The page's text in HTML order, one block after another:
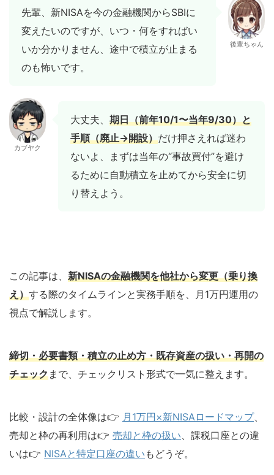
先輩、新NISAを今の金融機関からSBIに
変えたいのですが、いつ・何をすればい
いか分かりません、途中で積立が止まる
のも怖いです。
後輩ちゃん
カブヤク
大丈夫、 期日（前年10/1〜当年9/30）と
手順（廃止→開設）だけ押さえれば迷わ
ないよ、まずは当年の“事故買付”を避け
るために自動積立を止めてから安全に切
り替えよう。
この記事は、 新NISAの金融機関を他社から変更（乗り換
え）する際のタイムラインと実務手順を、月1万円運用の
視点で解説します。
締切・必要書類・積立の止め方・既存資産の扱い・再開の
チェックまで、チェックリスト形式で一気に整えます。
比較・設計の全体像は👉 月1万円×新NISAロードマップ、
売却と枠の再利用は👉 売却と枠の扱い 、課税口座との違
いは👉 NISAと特定口座の違い もどうぞ。